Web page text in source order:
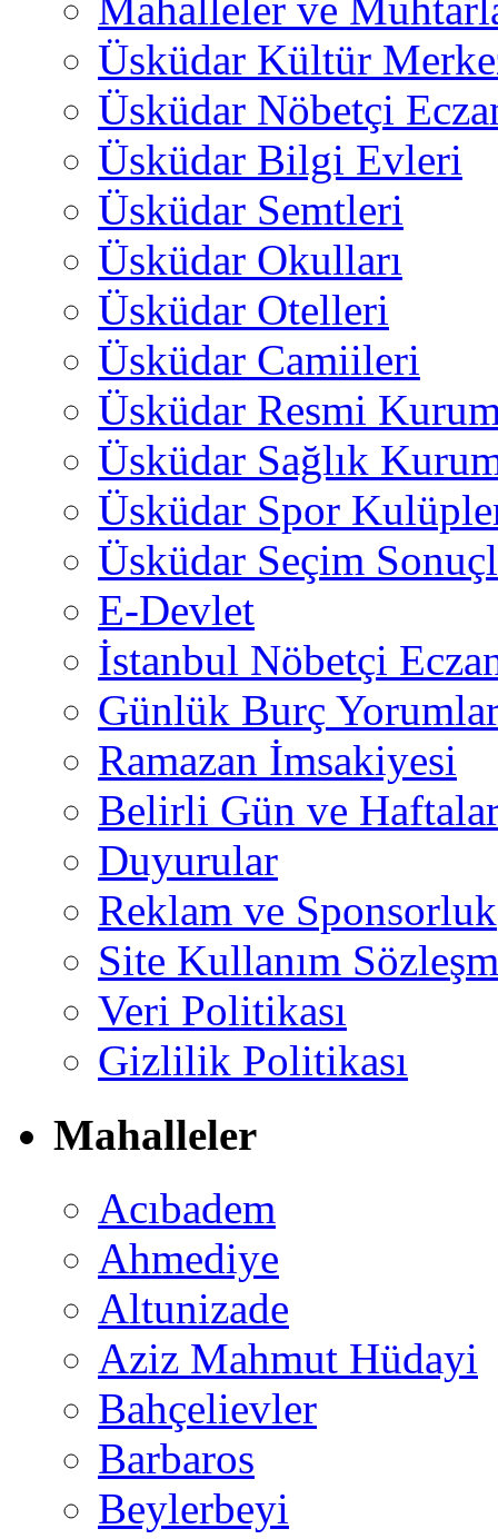
Mahalleler ve
Üsküdar Kültür
Üsküdar Nöbetçi
Üsküdar Bilgi Evleri
Üsküdar Semtleri
Üsküdar Okulları
Üsküdar Otelleri
Üsküdar Camiileri
Üsküdar Resmi
Üsküdar Sağlık
Üsküdar Spor
Üsküdar Seçim
E-Devlet
İstanbul Nöbetçi
Günlük Burç
Ramazan İmsakiyesi
Belirli Gün ve
Duyurular
Reklam ve Sponsorluk
Site Kullanım
Veri Politikası
Gizlilik Politikası
Mahalleler
Acıbadem
Ahmediye
Altunizade
Aziz Mahmut Hüdayi
Bahçelievler
Barbaros
Beylerbeyi